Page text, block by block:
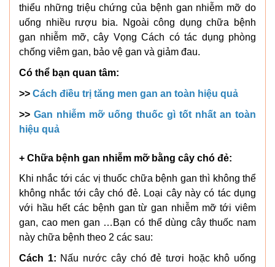
thiểu những triệu chứng của bệnh gan nhiễm mỡ do
uống nhiều rượu bia. Ngoài công dụng chữa bệnh
gan nhiễm mỡ, cây Vọng Cách có tác dụng phòng
chống viêm gan, bảo vệ gan và giảm đau.
Có thể bạn quan tâm:
>> Cách điều trị tăng men gan an toàn hiệu quả
>> Gan nhiễm mỡ uống thuốc gì tốt nhất an toàn
hiệu quả
+ Chữa bệnh gan nhiễm mỡ bằng cây chó đẻ:
Khi nhắc tới các vị thuốc chữa bệnh gan thì không thể
không nhắc tới cây chó đẻ. Loại cây này có tác dụng
với hầu hết các bệnh gan từ gan nhiễm mỡ tới viêm
gan, cao men gan …Bạn có thể dùng cây thuốc nam
này chữa bệnh theo 2 các sau:
Cách 1: Nấu nước cây chó đẻ tươi hoặc khô uống